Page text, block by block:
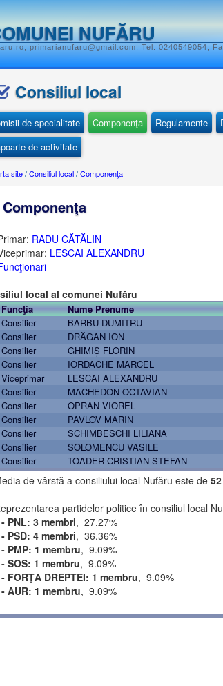
NUFĂRU
primarianufaru@gmail.com, Tel: 0240549054,
Consiliul local
de specialitate Componenţa Regulamente
de activitate
site/Consiliul local/Componenţa
Componenţa
RADU CĂTĂLIN
LESCAI ALEXANDRU
local al comunei Nufăru
Funcţia Nume Prenume
Consilier BARBU DUMITRU
Consilier DRĂGAN ION
Consilier GHIMIȘ FLORIN
Consilier IORDACHE MARCEL
Viceprimar LESCAI ALEXANDRU
Consilier MACHEDON OCTAVIAN
Consilier OPRAN VIOREL
Consilier PAVLOV MARIN
Consilier SCHIMBESCHI LILIANA
Consilier SOLOMENCU VASILE
Consilier TOADER CRISTIAN STEFAN
de vârstă a consiliului local Nufăru este de
partidelor politice în consiliul local
- PNL: 3 membri, 27.27%
- PSD: 4 membri, 36.36%
- PMP: 1 membru, 9.09%
- SOS: 1 membru, 9.09%
- FORŢA DREPTEI: 1 membru, 9.09%
- AUR: 1 membru, 9.09%